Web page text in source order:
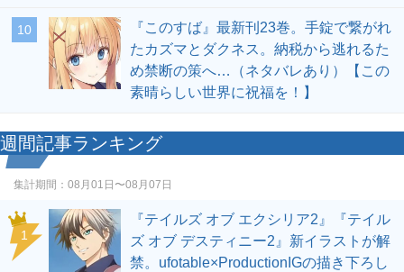
10
『このすば』最新刊23巻。手錠で繋がれ
たカズマとダクネス。納税から逃れるた
め禁断の策へ…（ネタバレあり）【この
素晴らしい世界に祝福を！】
週間記事ランキング
集計期間： 08月01日〜08月07日
1
『テイルズ オブ エクシリア2』『テイル
ズ オブ デスティニー2』新イラストが解
禁。ufotable×ProductionIGの描き下ろし